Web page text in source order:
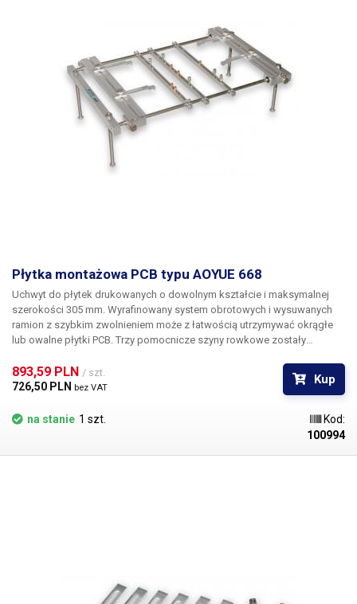
Płytka montażowa PCB typu AOYUE 668
Uchwyt do płytek drukowanych o dowolnym kształcie i maksymalnej
szerokości 305 mm. Wyrafinowany system obrotowych i wysuwanych
ramion z szybkim zwolnieniem może z łatwością utrzymywać okrągłe
lub owalne płytki PCB. Trzy pomocnicze szyny rowkowe zostały
szczególnie pod punktem lutowniczym i zapobiegania jej uginaniu się
podczas podgrzewania lutowanego obszaru.
893,59 PLN / szt.
726,50 PLN bez VAT
Kup
na stanie 1 szt.
Kod:
100994